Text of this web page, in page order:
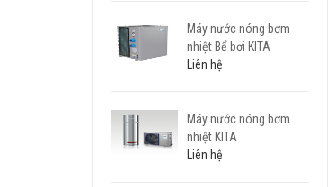
Máy nước nóng bơm
nhiệt Bể bơi KITA
Liên hệ
Máy nước nóng bơm
nhiệt KITA
Liên hệ